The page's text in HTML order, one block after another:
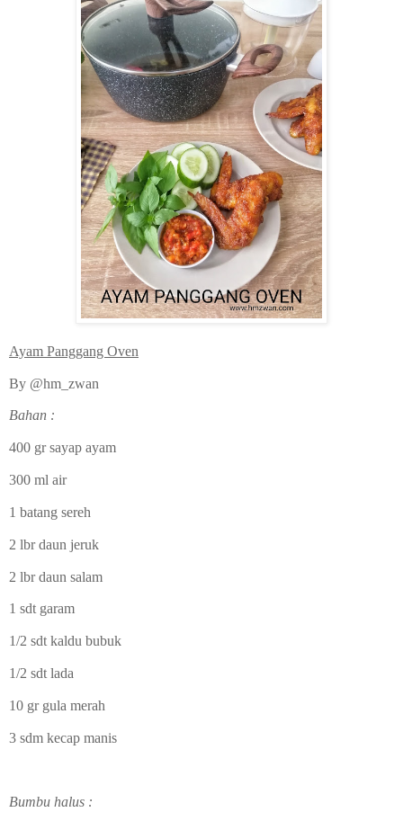
Ayam Panggang Oven
By @hm_zwan
Bahan :
400 gr sayap ayam
300 ml air
1 batang sereh
2 lbr daun jeruk
2 lbr daun salam
1 sdt garam
1/2 sdt kaldu bubuk
1/2 sdt lada
10 gr gula merah
3 sdm kecap manis
Bumbu halus :